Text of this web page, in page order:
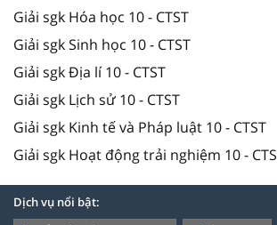
Giải sgk Hóa học 10 - CTST
Giải sgk Sinh học 10 - CTST
Giải sgk Địa lí 10 - CTST
Giải sgk Lịch sử 10 - CTST
Giải sgk Kinh tế và Pháp luật 10 - CTST
Giải sgk Hoạt động trải nghiệm 10 -
Dịch vụ nổi bật: